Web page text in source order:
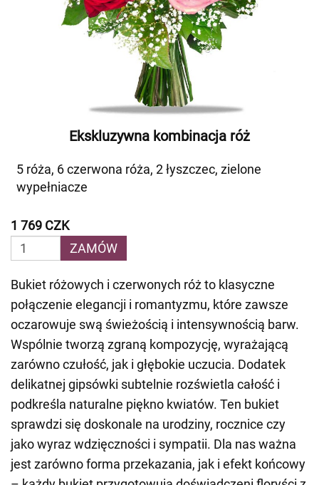
Ekskluzywna kombinacja róż
5 róża, 6 czerwona róża, 2 łyszczec, zielone
wypełniacze
1 769 CZK
ZAMÓW
Bukiet różowych i czerwonych róż to klasyczne
połączenie elegancji i romantyzmu, które zawsze
oczarowuje swą świeżością i intensywnością barw.
Wspólnie tworzą zgraną kompozycję, wyrażającą
zarówno czułość, jak i głębokie uczucia. Dodatek
delikatnej gipsówki subtelnie rozświetla całość i
podkreśla naturalne piękno kwiatów. Ten bukiet
sprawdzi się doskonale na urodziny, rocznice czy
jako wyraz wdzięczności i sympatii. Dla nas ważna
jest zarówno forma przekazania, jak i efekt końcowy